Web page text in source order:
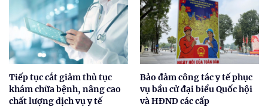
Tiếp tục cắt giảm thủ tục
khám chữa bệnh, nâng cao
chất lượng dịch vụ y tế
Bảo đảm công tác y tế phục
vụ bầu cử đại biểu Quốc hội
và HĐND các cấp